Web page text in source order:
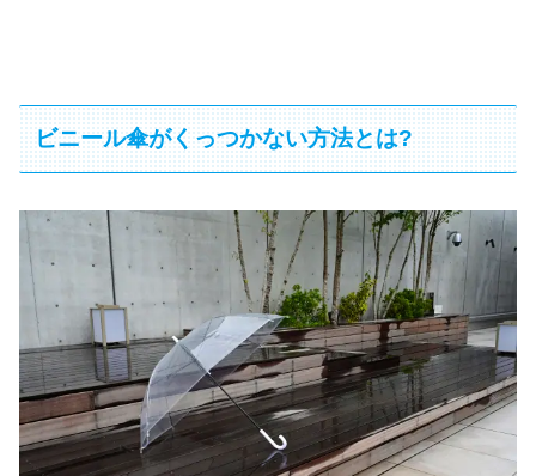
ビニール傘がくっつかない方法とは?